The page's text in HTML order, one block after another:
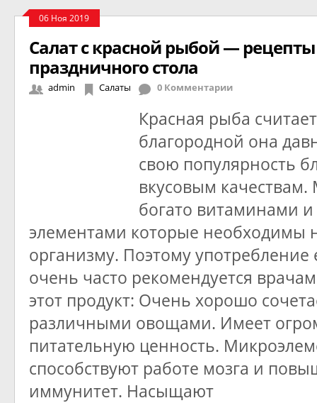
06 Ноя 2019
Салат с красной рыбой —
праздничного стола
admin Салаты 0 Комментарии
Красная рыба
благородной она
свою популярность
вкусовым
богато витаминами
элементами которые необходимы
организму. Поэтому
очень часто рекомендуется
этот продукт: Очень хорошо
различными овощами. Имеет
питательную ценность.
способствуют работе мозга и
иммунитет. Насыщают